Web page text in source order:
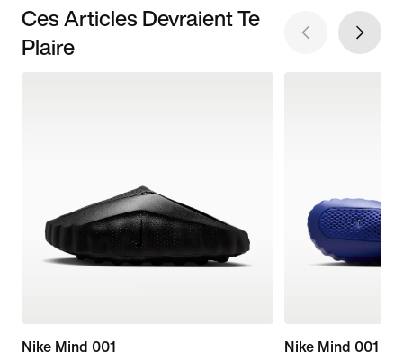
Ces Articles Devraient Te
Plaire
Nike Mind 001
Nike Mind 001